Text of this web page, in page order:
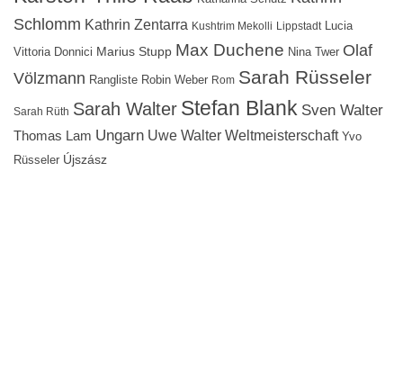
Schlomm Kathrin Zentarra Kushtrim Mekolli Lippstadt Lucia
Vittoria Donnici Marius Stupp Max Duchene Nina Twer Olaf
Völzmann Rangliste Robin Weber Rom Sarah Rüsseler
Sarah Rüth Sarah Walter Stefan Blank Sven Walter
Thomas Lam Ungarn Uwe Walter Weltmeisterschaft Yvo
Rüsseler Újszász